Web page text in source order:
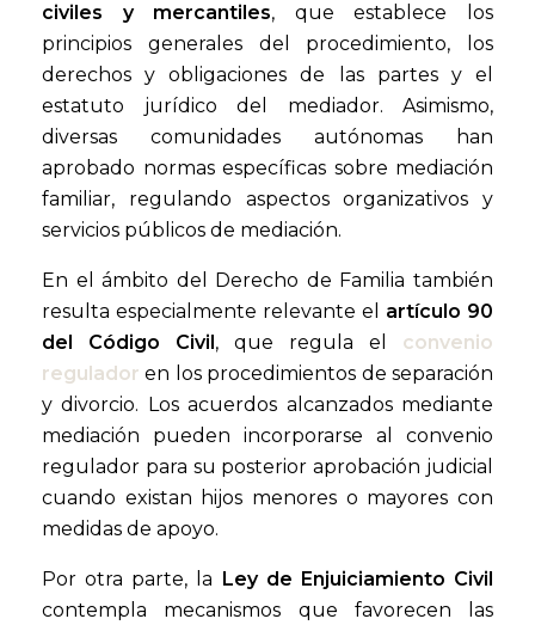
civiles y mercantiles, que establece los
principios generales del procedimiento, los
derechos y obligaciones de las partes y el
estatuto jurídico del mediador. Asimismo,
diversas comunidades autónomas han
aprobado normas específicas sobre mediación
familiar, regulando aspectos organizativos y
servicios públicos de mediación.
En el ámbito del Derecho de Familia también
resulta especialmente relevante el artículo 90
del Código Civil , que regula el convenio
regulador en los procedimientos de separación
y divorcio. Los acuerdos alcanzados mediante
mediación pueden incorporarse al convenio
regulador para su posterior aprobación judicial
cuando existan hijos menores o mayores con
medidas de apoyo.
Por otra parte, la
Ley de Enjuiciamiento Civil
contempla mecanismos que favorecen las